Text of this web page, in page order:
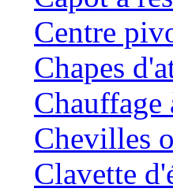
Centre
Chapes
Chauffage
Chevilles
Clavette